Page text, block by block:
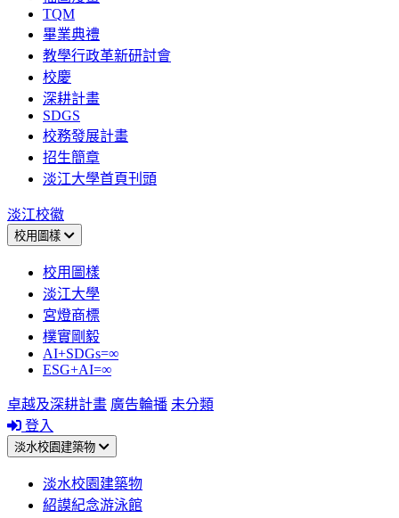
TQM
畢業典禮
教學行政革新研討會
校慶
深耕計畫
SDGS
校務發展計畫
招生簡章
淡江大學首頁刊頭
淡江校徽
校用圖樣
校用圖樣
淡江大學
宮燈商標
樸實剛毅
AI+SDGs=∞
ESG+AI=∞
卓越及深耕計畫 廣告輪播 未分類
登入
淡水校園建築物
淡水校園建築物
紹謨紀念游泳館